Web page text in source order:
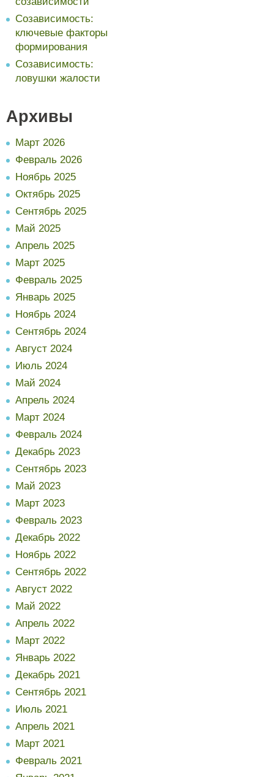
Созависимость:
ключевые факторы
формирования
Созависимость:
ловушки жалости
Архивы
Март 2026
Февраль 2026
Ноябрь 2025
Октябрь 2025
Сентябрь 2025
Май 2025
Апрель 2025
Март 2025
Февраль 2025
Январь 2025
Ноябрь 2024
Сентябрь 2024
Август 2024
Июль 2024
Май 2024
Апрель 2024
Март 2024
Февраль 2024
Декабрь 2023
Сентябрь 2023
Май 2023
Март 2023
Февраль 2023
Декабрь 2022
Ноябрь 2022
Сентябрь 2022
Август 2022
Май 2022
Апрель 2022
Март 2022
Январь 2022
Декабрь 2021
Сентябрь 2021
Июль 2021
Апрель 2021
Март 2021
Февраль 2021